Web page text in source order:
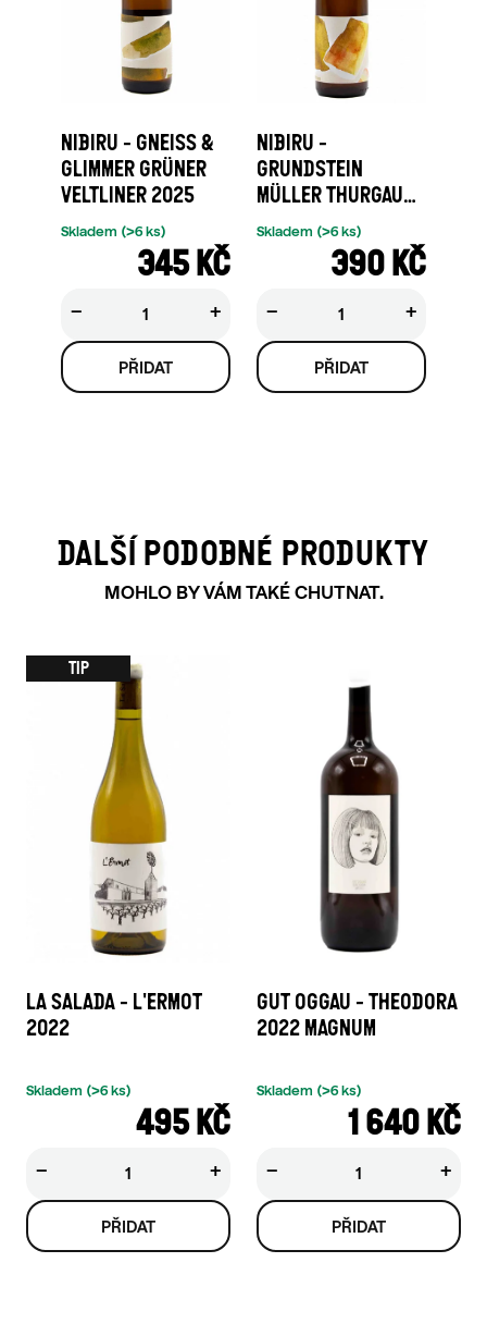
NIBIRU - GNEISS &
GLIMMER GRÜNER
VELTLINER 2025
345 KČ
Skladem (>6 ks)
+
−
NIBIRU -
GRUNDSTEIN
MÜLLER THURGAU
2022
390 KČ
Skladem (>6 ks)
+
−
DALŠÍ PODOBNÉ PRODUKTY
MOHLO BY VÁM TAKÉ CHUTNAT.
TIP
LA SALADA - L'ERMOT
2022
495 KČ
Skladem (>6 ks)
+
−
GUT OGGAU - THEODORA
2022 MAGNUM
1 640 KČ
Skladem (>6 ks)
+
−